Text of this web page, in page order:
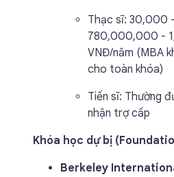
Thạc sĩ: 30,000
780,000,000 -
VNĐ/năm (MBA
cho toàn khóa)
Tiến sĩ: Thường
nhận trợ cấp
Khóa học dự bị
Berkeley